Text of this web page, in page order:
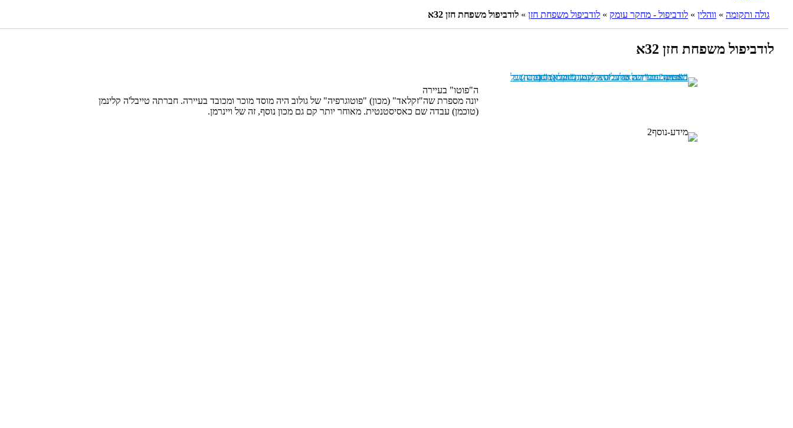
גולה ותקומה » ווהלין » לודביפול - מחקר עומק » לודביפול משפחת חזן » לודביפול משפחת חזן 32א
לודביפול משפחת חזן 32א
ה"פוטו" בעיירה
יונה מספרת שה"זקלאד" (מכון) "פוטוגרפיה" של גולוב היה מוסד מוכר ומכובד בעיירה. חברתה טייבל'ה קלינמן
(טוכמן) עבדה שם כאסיסטנטית. מאוחר יותר קם גם מכון נוסף, זה של ויינרמן.